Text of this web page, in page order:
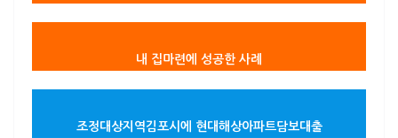
내 집마련에 성공한 사례
조정대상지역김포시에 현대해상아파트담보대출